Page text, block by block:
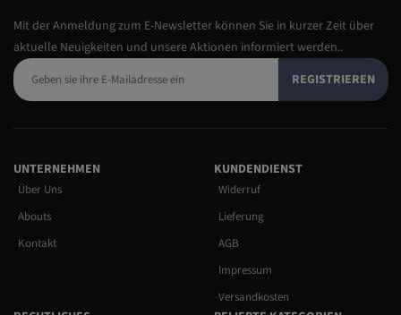
Mit der Anmeldung zum E-Newsletter können Sie in kurzer Zeit über
aktuelle Neuigkeiten und unsere Aktionen informiert werden..
REGISTRIEREN
UNTERNEHMEN
Über Uns
Abouts
Kontakt
KUNDENDIENST
Widerruf
Lieferung
AGB
Impressum
Versandkosten